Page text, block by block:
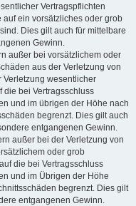
Vertragspflichten
ein vorsätzliches oder grob
Dies gilt auch für mittelbare
Gewinn.
außer bei vorsätzlichem oder
aus der Verletzung von
Verletzung wesentlicher
die bei Vertragsschluss
und im übrigen der Höhe nach
begrenzt. Dies gilt auch
entgangenen Gewinn.
außer bei der Verletzung von
oder grob
die bei Vertragsschluss
und im Übrigen der Höhe
begrenzt. Dies gilt
entgangenen Gewinn.